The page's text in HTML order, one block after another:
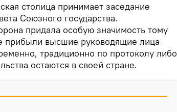
столица принимает заседание
Союзного государства.
придала особую значимость тому
прибыли высшие руководящие лица
традиционно по протоколу либо
остаются в своей стране.